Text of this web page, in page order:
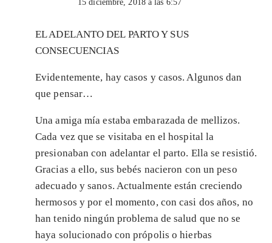
15 diciembre, 2018 a las 6:57
EL ADELANTO DEL PARTO Y SUS
CONSECUENCIAS
Evidentemente, hay casos y casos. Algunos dan
que pensar…
Una amiga mía estaba embarazada de mellizos.
Cada vez que se visitaba en el hospital la
presionaban con adelantar el parto. Ella se resistió.
Gracias a ello, sus bebés nacieron con un peso
adecuado y sanos. Actualmente están creciendo
hermosos y por el momento, con casi dos años, no
han tenido ningún problema de salud que no se
haya solucionado con própolis o hierbas